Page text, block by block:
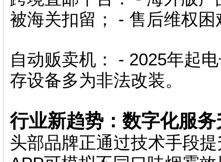
被海关扣留； - 售后维权
自动贩卖机： - 2025年起
存设备多为非法改装。
行业新趋势：数字化服务
头部品牌正通过技术手段